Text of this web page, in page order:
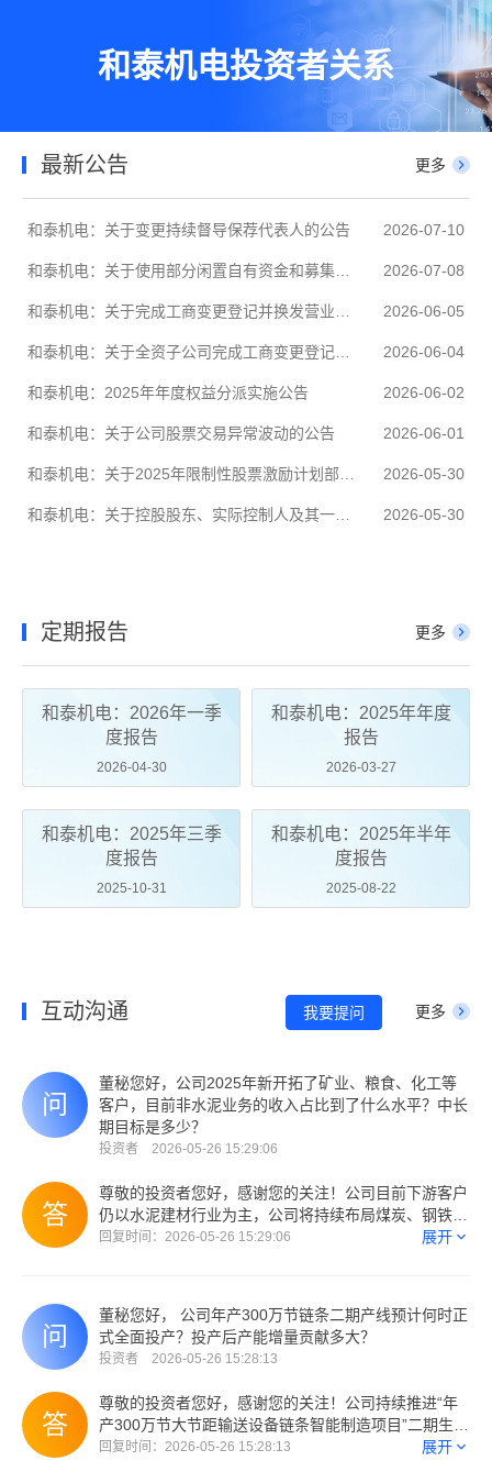
和泰机电投资者关系
最新公告 更多
和泰机电：关于变更持续督导保荐代表人的公告 2026-07-10
2026-07-08
2026-06-05
2026-06-04
和泰机电：2025年年度权益分派实施公告 2026-06-02
和泰机电：关于公司股票交易异常波动的公告 2026-06-01
2026-05-30
2026-05-30
定期报告 更多
和泰机电：2026年一季
度报告
2026-04-30
和泰机电：2025年年度
报告
2026-03-27
和泰机电：2025年三季
度报告
2025-10-31
和泰机电：2025年半年
度报告
2025-08-22
互动沟通 我要提问 更多
董秘您好，公司2025年新开拓了矿业、粮食、化工等
客户，目前非水泥业务的收入占比到了什么水平？中长
期目标是多少？
投资者 2026-05-26 15:29:06
尊敬的投资者您好，感谢您的关注！公司目前下游客户
仍以水泥建材行业为主，公司将持续布局煤炭、钢铁、
化工、粮食等非水泥建材行业，提升非水泥建材行业收
回复时间：2026-05-26 15:29:06 展开
董秘您好， 公司年产300万节链条二期产线预计何时正
式全面投产？投产后产能增量贡献多大？
投资者 2026-05-26 15:28:13
尊敬的投资者您好，感谢您的关注！公司持续推进“年
产300万节大节距输送设备链条智能制造项目”二期生产
线的调试、验收，逐步投产。该项目完全达产后，预计
回复时间：2026-05-26 15:28:13 展开